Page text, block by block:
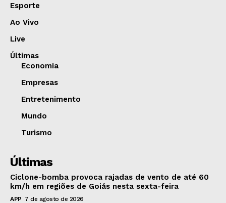
Esporte
Ao Vivo
Live
Últimas
Economia
Empresas
Entretenimento
Mundo
Turismo
Últimas
Ciclone-bomba provoca rajadas de vento de até 60
km/h em regiões de Goiás nesta sexta-feira
APP 7 de agosto de 2026